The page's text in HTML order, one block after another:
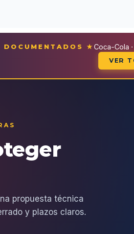
★Coca-Cola
VER
propuesta técnica
y plazos claros.